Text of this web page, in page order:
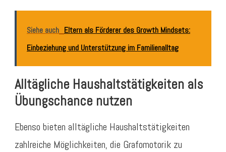
Siehe auch Eltern als Förderer des Growth Mindsets:
Einbeziehung und Unterstützung im Familienalltag
Alltägliche Haushaltstätigkeiten als
Übungschance nutzen
Ebenso bieten alltägliche Haushaltstätigkeiten
zahlreiche Möglichkeiten, die Grafomotorik zu